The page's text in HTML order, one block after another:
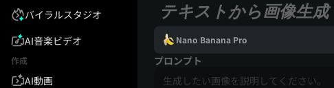
バイラルスタジオ
AI音楽ビデオ
作成
AI動画
テキストから画像生成
Nano Banana Pro
プロンプト